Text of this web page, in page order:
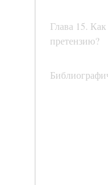
Глава 15.
претензию?